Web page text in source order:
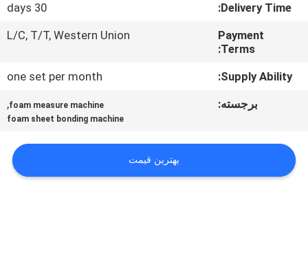
کنترل
کیفیت
بگیرید
Delivery Time:
30 days
Payment
Terms:
L/C, T/T, Western Union
Supply Ability:
one set per month
برجسته:
foam measure machine
,
foam sheet bonding machine
بهترین قیمت